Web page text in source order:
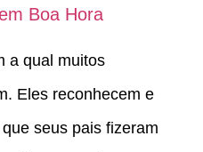
Boa Hora
a qual muitos
Eles reconhecem e
seus pais fizeram